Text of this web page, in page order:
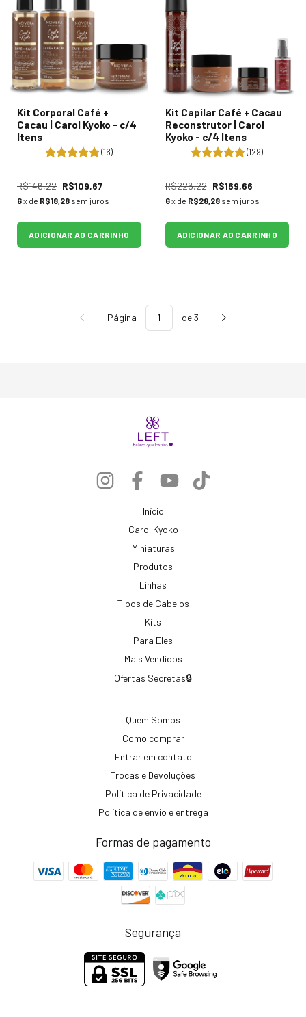
Kit Corporal Café +
Cacau | Carol Kyoko - c/4
Itens
(16)
R$146,22 R$109,67
6x de R$18,28 sem juros
ADICIONAR AO CARRINHO
Kit Capilar Café + Cacau
Reconstrutor | Carol
Kyoko - c/4 Itens
(129)
R$226,22 R$169,66
6x de R$28,28 sem juros
ADICIONAR AO CARRINHO
Página de 3
Início
Carol Kyoko
Miniaturas
Produtos
Linhas
Tipos de Cabelos
Kits
Para Eles
Mais Vendidos
Ofertas Secretas🔒
Quem Somos
Como comprar
Entrar em contato
Trocas e Devoluções
Política de Privacidade
Política de envio e entrega
Formas de pagamento
Segurança